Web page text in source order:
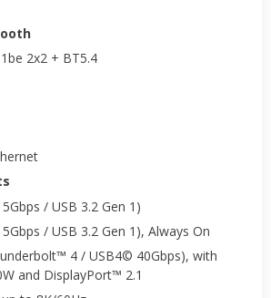
2x2 + BT5.4
/ USB 3.2 Gen 1)
/ USB 3.2 Gen 1), Always On
4 / USB4© 40Gbps), with
and DisplayPort™ 2.1